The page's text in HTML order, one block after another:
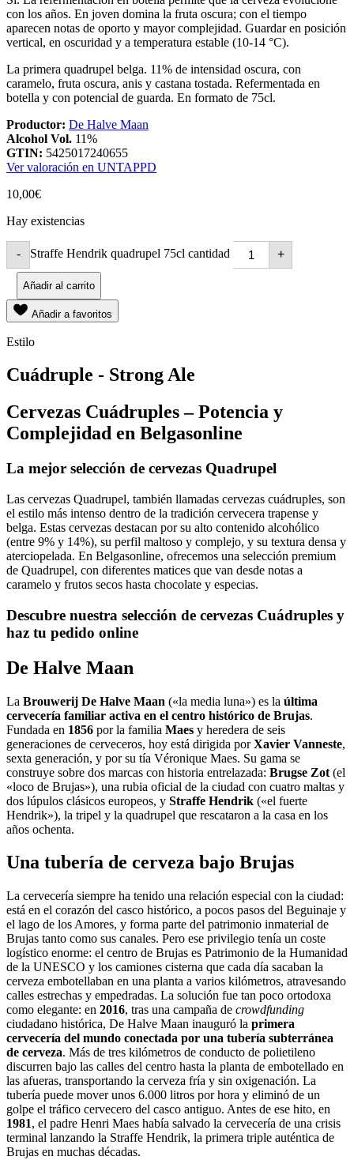
con los años. En joven domina la fruta oscura; con el tiempo
aparecen notas de oporto y mayor complejidad. Guardar en posición
vertical, en oscuridad y a temperatura estable (10-14 °C).
La primera quadrupel belga. 11% de intensidad oscura, con
caramelo, fruta oscura, anis y castana tostada. Refermentada en
botella y con potencial de guarda. En formato de 75cl.
Productor: De Halve Maan
Alcohol Vol. 11%
GTIN: 5425017240655
Ver valoración en UNTAPPD
10,00€
Hay existencias
- Straffe Hendrik quadrupel 75cl cantidad +
Añadir al carrito
Añadir a favoritos
Estilo
Cuádruple - Strong Ale
Cervezas Cuádruples – Potencia y
Complejidad en Belgasonline
La mejor selección de cervezas Quadrupel
Las cervezas Quadrupel, también llamadas cervezas cuádruples, son
el estilo más intenso dentro de la tradición cervecera trapense y
belga. Estas cervezas destacan por su alto contenido alcohólico
(entre 9% y 14%), su perfil maltoso y complejo, y su textura densa y
aterciopelada. En Belgasonline, ofrecemos una selección premium
de Quadrupel, con diferentes matices que van desde notas a
caramelo y frutos secos hasta chocolate y especias.
Descubre nuestra selección de cervezas Cuádruples y
haz tu pedido online
De Halve Maan
La Brouwerij De Halve Maan («la media luna») es la última
cervecería familiar activa en el centro histórico de Brujas.
Fundada en 1856 por la familia Maes y heredera de seis
generaciones de cerveceros, hoy está dirigida porXavier Vanneste,
sexta generación, y por su tía Véronique Maes. Su gama se
construye sobre dos marcas con historia entrelazada: Brugse Zot (el
«loco de Brujas»), una rubia oficial de la ciudad con cuatro maltas y
dos lúpulos clásicos europeos, y Straffe Hendrik («el fuerte
Hendrik»), la tripel y la quadrupel que rescataron a la casa en los
años ochenta.
Una tubería de cerveza bajo Brujas
La cervecería siempre ha tenido una relación especial con la ciudad:
está en el corazón del casco histórico, a pocos pasos del Beguinaje y
el lago de los Amores, y forma parte del patrimonio inmaterial de
Brujas tanto como sus canales. Pero ese privilegio tenía un coste
logístico enorme: el centro de Brujas es Patrimonio de la Humanidad
de la UNESCO y los camiones cisterna que cada día sacaban la
cerveza embotellaban en una planta a varios kilómetros, atravesando
calles estrechas y empedradas. La solución fue tan poco ortodoxa
como elegante: en 2016, tras una campaña de crowdfunding
ciudadano histórica, De Halve Maan inauguró la primera
cervecería del mundo conectada por una tubería subterránea
de cerveza. Más de tres kilómetros de conducto de polietileno
discurren bajo las calles del centro hasta la planta de embotellado en
las afueras, transportando la cerveza fría y sin oxigenación. La
tubería puede mover unos 6.000 litros por hora y eliminó de un
golpe el tráfico cervecero del casco antiguo. Antes de ese hito, en
1981, el padre Henri Maes había salvado la cervecería de una crisis
terminal lanzando la Straffe Hendrik, la primera triple auténtica de
Brujas en muchas décadas.